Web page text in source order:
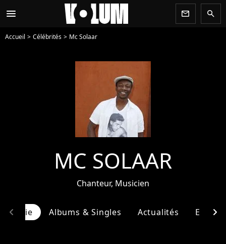
menu newsletter search
Accueil Célébrités Mc Solaar
MC SOLAAR
Chanteur, Musicien
Albums & Singles Actualités
chevron_left chevron_right